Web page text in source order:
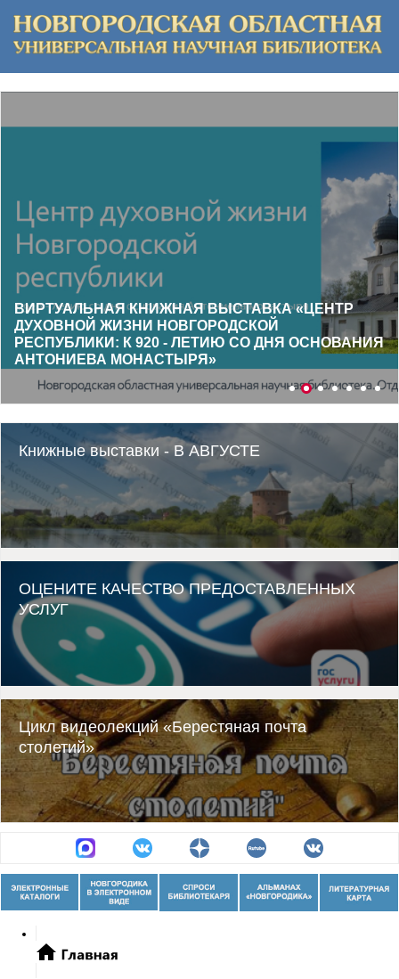
ВИРТУАЛЬНАЯ КНИЖНАЯ ВЫСТАВКА «ЦЕНТР
ДУХОВНОЙ ЖИЗНИ НОВГОРОДСКОЙ
РЕСПУБЛИКИ: К 920 - ЛЕТИЮ СО ДНЯ ОСНОВАНИЯ
АНТОНИЕВА МОНАСТЫРЯ»
Книжные выставки - В АВГУСТЕ
ОЦЕНИТЕ КАЧЕСТВО ПРЕДОСТАВЛЕННЫХ
УСЛУГ
Цикл видеолекций «Берестяная почта
столетий»
зодчества – это просто»